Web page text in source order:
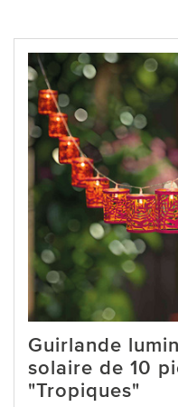
Guirlande
solaire de 10
"Tropiques"